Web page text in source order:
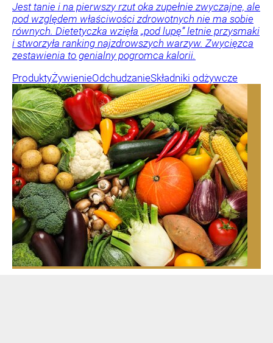
Jest tanie i na pierwszy rzut oka zupełnie zwyczajne, ale
pod względem właściwości zdrowotnych nie ma sobie
równych. Dietetyczka wzięła „pod lupę” letnie przysmaki
i stworzyła ranking najzdrowszych warzyw. Zwycięzca
zestawienia to genialny pogromca kalorii.
ProduktyŻywienieOdchudzanieSkładniki odżywcze